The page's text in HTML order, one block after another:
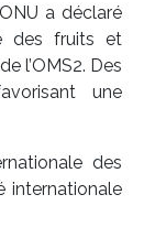
a déclaré
des fruits et
l’OMS2. Des
une
des
internationale